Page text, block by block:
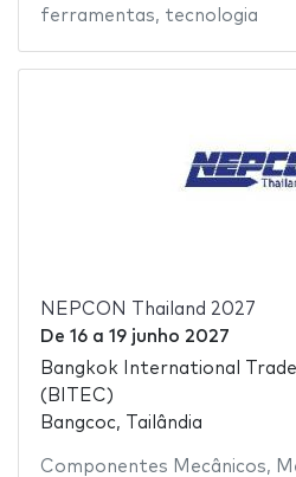
ferramentas, tecnologia
NEPCON Thailand 2027
De 16a 19 junho 2027
Bangkok International
(BITEC)
Bangcoc, Tailândia
Componentes Mecânicos,